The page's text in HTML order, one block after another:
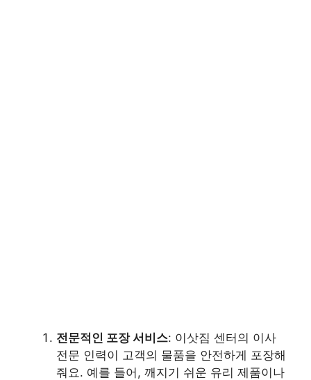
전문적인 포장 서비스: 이삿짐 센터의 이사
전문 인력이 고객의 물품을 안전하게 포장해
줘요. 예를 들어, 깨지기 쉬운 유리 제품이나